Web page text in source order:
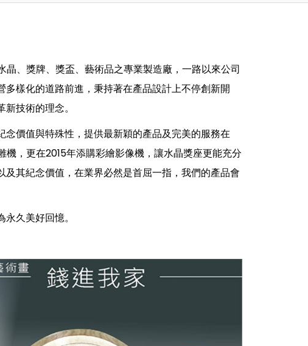
晶、獎牌、獎盃、藝術品之專業製造廠，一路以來公司
多樣化的道路前進，秉持著在產品設計上不停創新開
技術的理念。
念價值與特殊性，提供最新穎的產品及完美的服務在
機，更在2015年添購彩繪影像機，讓水晶獎座更能充分
及其紀念價值，在業界必然是首屈一指，我們的產品會
久美好回憶。